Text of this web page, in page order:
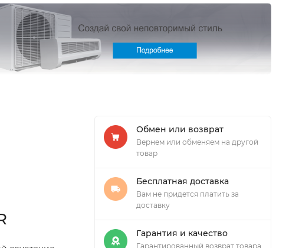
Обмен или возврат
Вернем или обменяем на другой
товар
Бесплатная доставка
Вам не придется платить за
доставку
Гарантия и качество
Гарантированный возврат товара